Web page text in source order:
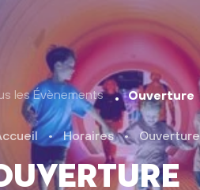
les Évènements Ouverture
• Horaires • Ouverture